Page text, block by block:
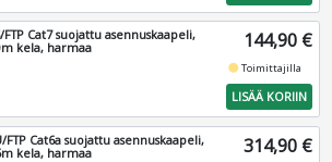
FTP Cat7 suojattu asennuskaapeli,
kela, harmaa
144,90 €
fiber_manual_recordToimittajilla
LISÄÄ KORIIN
FTP Cat6a suojattu asennuskaapeli,
kela, harmaa
314,90 €